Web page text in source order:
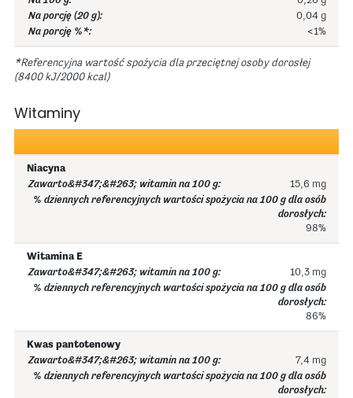
0,04 g
<1%
*Referencyjna wartość spożycia dla przeciętnej osoby dorosłej
(8400 kJ/2000 kcal)
Witaminy
Niacyna
15,6 mg
98%
Witamina E
10,3 mg
86%
Kwas pantotenowy
7,4 mg